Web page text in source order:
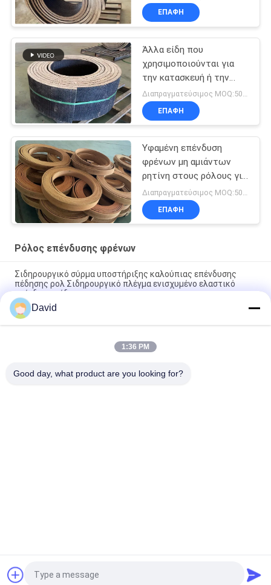
πεταλούδας πέδησης
από χαλκό αμίαντου
ΕΠΑΦΉ
Άλλα είδη που
χρησιμοποιούνται για
την κατασκευή ή την
κατασκευή οχημάτων με
κινητήρα
Διαπραγματεύσιμος MOQ:500 χιλιοστά
ΕΠΑΦΉ
Υφαμένη επένδυση
φρένων μη αμιάντων
ρητίνη στους ρόλους για
το ρόλο επένδυσης
φρένων θαλασσίων
βαρούλκων
Διαπραγματεύσιμος MOQ:500 κλ
ΕΠΑΦΉ
Ρόλος επένδυσης φρένων
Σιδηρουργικό σύρμα υποστήριξης καλούπιας επένδυσης
πέδησης ρολ Σιδηρουργικό πλέγμα ενισχυμένο ελαστικό
επένδυση πέδησης
High Temperature Range -40C To 300C Brake Lining Roll with
ISO9001 Certification and 2mm Thickness
Automotive Brake System Friction Roll 100mm Width for
Σφραγιδόλιθο
Αίτηση κράτησης
David
1:36 PM
Good day, what product are you looking for?